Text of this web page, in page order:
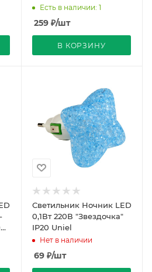
220В Овал Белый IP20
LED 0,1Вт Uniel
Есть в наличии: 1
259₽/шт
В КОРЗИНУ
Светильник Ночник LED
0,1Вт 220В "Звездочка"
IP20 Uniel
Нет в наличии
69₽/шт